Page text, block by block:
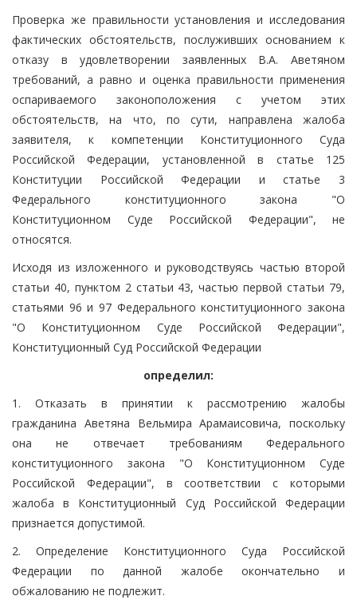
Проверка же правильности установления и исследования
фактических обстоятельств, послуживших основанием к
отказу в удовлетворении заявленных В.А. Аветяном
требований, а равно и оценка правильности применения
оспариваемого законоположения с учетом этих
обстоятельств, на что, по сути, направлена жалоба
заявителя, к компетенции Конституционного Суда
Российской Федерации, установленной в статье 125
Конституции Российской Федерации и статье 3
Федерального конституционного закона "О
Конституционном Суде Российской Федерации", не
относятся.
Исходя из изложенного и руководствуясь частью второй
статьи 40, пунктом 2 статьи 43, частью первой статьи 79,
статьями 96 и 97 Федерального конституционного закона
"О Конституционном Суде Российской Федерации",
Конституционный Суд Российской Федерации
определил:
1. Отказать в принятии к рассмотрению жалобы
гражданина Аветяна Вельмира Арамаисовича, поскольку
она не отвечает требованиям Федерального
конституционного закона "О Конституционном Суде
Российской Федерации", в соответствии с которыми
жалоба в Конституционный Суд Российской Федерации
признается допустимой.
2. Определение Конституционного Суда Российской
Федерации по данной жалобе окончательно и
обжалованию не подлежит.